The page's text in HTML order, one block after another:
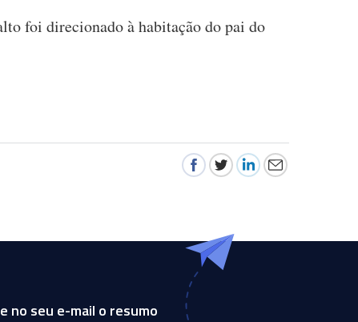
foi direcionado à habitação do pai do
no seu e-mail o resumo